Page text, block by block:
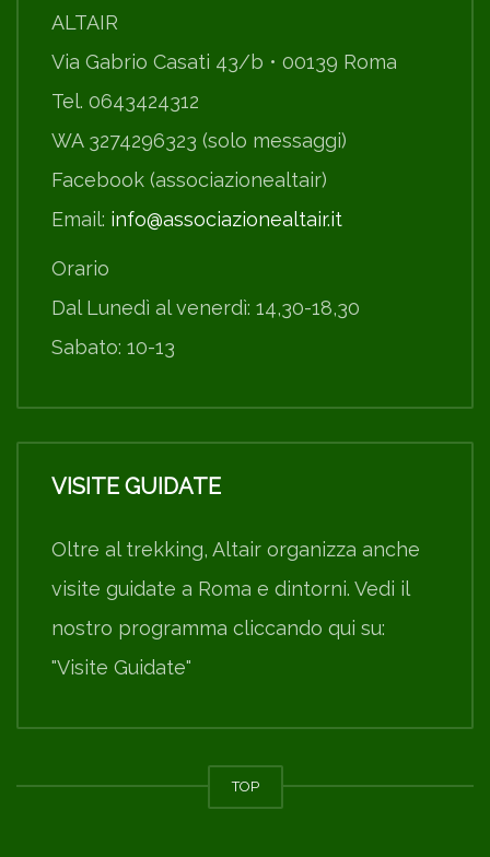
ALTAIR
Via Gabrio Casati 43/b • 00139 Roma
Tel. 0643424312
WA 3274296323 (solo messaggi)
Facebook (associazionealtair)
Email: info@associazionealtair.it
Orario
Dal Lunedì al venerdì: 14,30-18,30
Sabato: 10-13
VISITE GUIDATE
Oltre al trekking, Altair organizza anche
visite guidate a Roma e dintorni. Vedi il
nostro programma cliccando qui su:
"Visite Guidate"
TOP